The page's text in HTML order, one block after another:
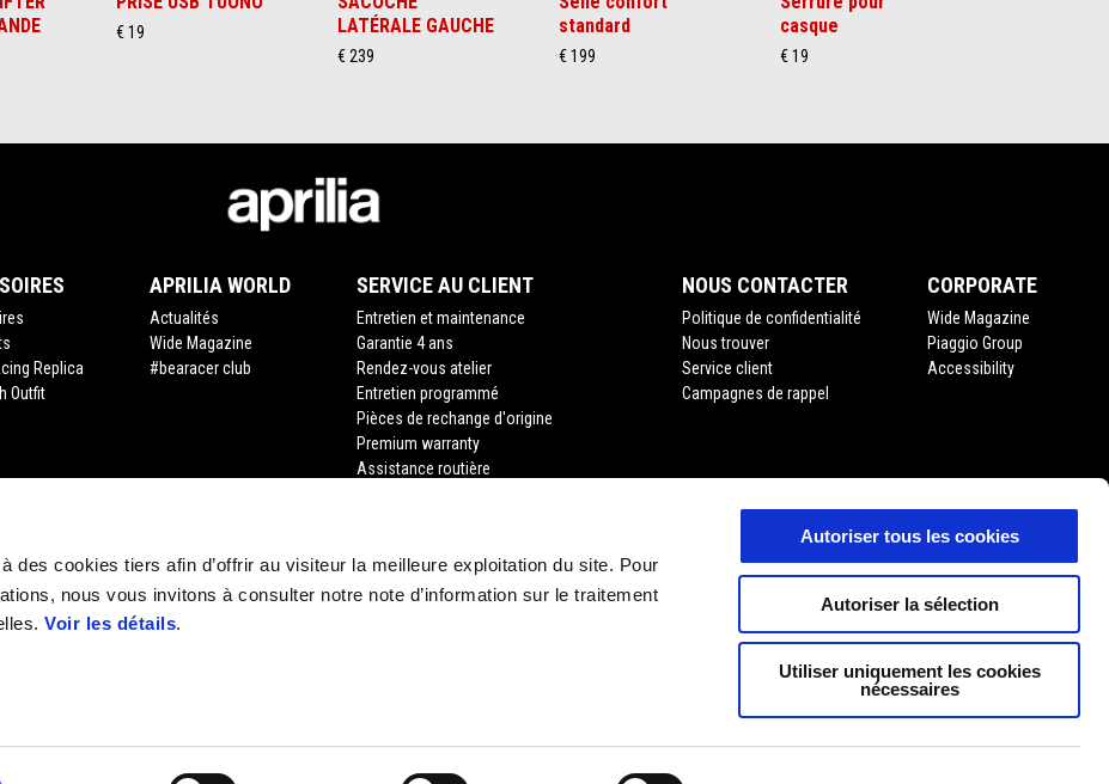
des cookies tiers afin d’offrir au visiteur la meilleure exploitation du site. Pour
nous vous invitons à consulter notre note d’information sur le traitement
Voir les détails.
Autoriser tous les cookies
Autoriser la sélection
Utiliser uniquement les cookies
nécessaires
€ 19
LATÉRALE GAUCHE
€ 239
standard
€ 199
casque
€ 19
Replica
Outfit
APRILIA WORLD
Actualités
Wide Magazine
#bearacer club
SERVICE AU CLIENT
Entretien et maintenance
Garantie 4 ans
Rendez-vous atelier
Entretien programmé
Pièces de rechange d'origine
Premium warranty
Assistance routière
Demande de documents
NOUS CONTACTER
Politique de confidentialité
Nous trouver
Service client
Campagnes de rappel
CORPORATE
Wide Magazine
Piaggio Group
Accessibility